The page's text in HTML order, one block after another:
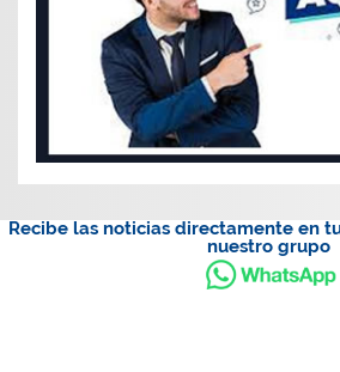
Recibe las noticias directamente en
nuestro grupo